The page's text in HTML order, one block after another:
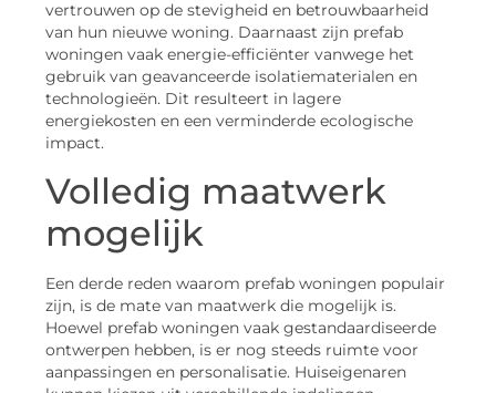
vertrouwen op de stevigheid en betrouwbaarheid
van hun nieuwe woning. Daarnaast zijn prefab
woningen vaak energie-efficiënter vanwege het
gebruik van geavanceerde isolatiematerialen en
technologieën. Dit resulteert in lagere
energiekosten en een verminderde ecologische
impact.
Volledig maatwerk
mogelijk
Een derde reden waarom prefab woningen populair
zijn, is de mate van maatwerk die mogelijk is.
Hoewel prefab woningen vaak gestandaardiseerde
ontwerpen hebben, is er nog steeds ruimte voor
aanpassingen en personalisatie. Huiseigenaren